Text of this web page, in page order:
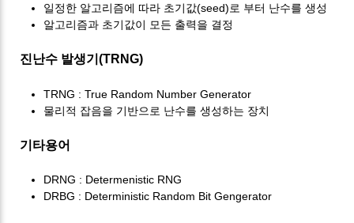
일정한 알고리즘에 따라 초기값(seed)로 부터 난수를 생성
알고리즘과 초기값이 모든 출력을 결정
진난수 발생기(TRNG)
TRNG : True Random Number Generator
물리적 잡음을 기반으로 난수를 생성하는 장치
기타용어
DRNG : Determenistic RNG
DRBG : Deterministic Random Bit Gengerator